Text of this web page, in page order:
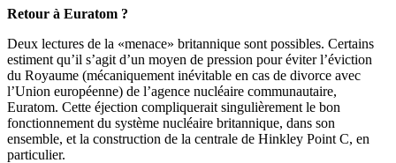
Retour à Euratom ?
Deux lectures de la «menace» britannique sont possibles. Certains
estiment qu’il s’agit d’un moyen de pression pour éviter l’éviction
du Royaume (mécaniquement inévitable en cas de divorce avec
l’Union européenne) de l’agence nucléaire communautaire,
Euratom. Cette éjection compliquerait singulièrement le bon
fonctionnement du système nucléaire britannique, dans son
ensemble, et la construction de la centrale de Hinkley Point C, en
particulier.